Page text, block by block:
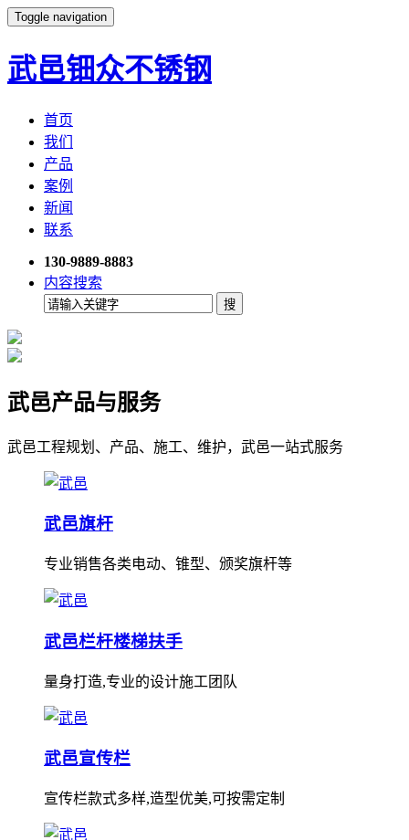
Toggle navigation
武邑钿众不锈钢
首页
我们
产品
案例
新闻
联系
130-9889-8883
内容搜索
武邑产品与服务
武邑工程规划、产品、施工、维护，武邑一站式服务
武邑旗杆
专业销售各类电动、锥型、颁奖旗杆等
武邑栏杆楼梯扶手
量身打造,专业的设计施工团队
武邑宣传栏
宣传栏款式多样,造型优美,可按需定制